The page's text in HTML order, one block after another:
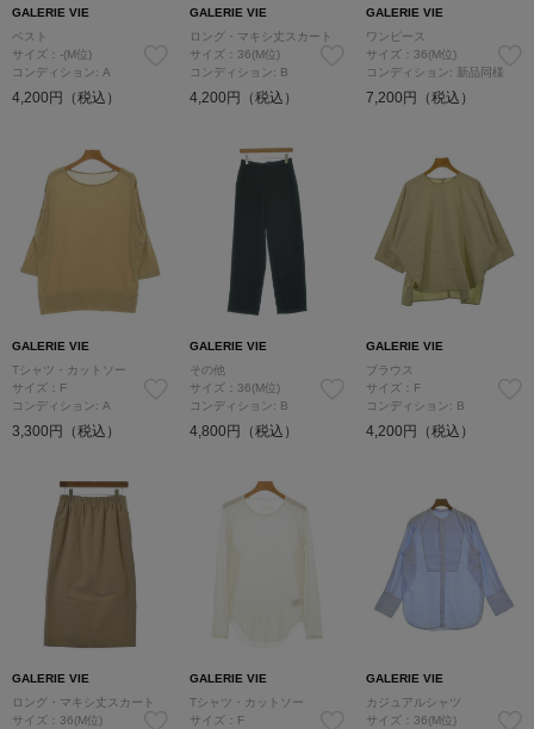
GALERIE VIE
ベスト
サイズ：-(M位)
コンディション: A
4,200円（税込）
GALERIE VIE
ロング・マキシ丈スカート
サイズ：36(M位)
コンディション: B
4,200円（税込）
GALERIE VIE
ワンピース
サイズ：36(M位)
コンディション: 新品同様
7,200円（税込）
GALERIE VIE
Tシャツ・カットソー
サイズ：F
コンディション: A
3,300円（税込）
GALERIE VIE
その他
サイズ：36(M位)
コンディション: B
4,800円（税込）
GALERIE VIE
ブラウス
サイズ：F
コンディション: B
4,200円（税込）
GALERIE VIE
ロング・マキシ丈スカート
サイズ：36(M位)
GALERIE VIE
Tシャツ・カットソー
サイズ：F
GALERIE VIE
カジュアルシャツ
サイズ：36(M位)